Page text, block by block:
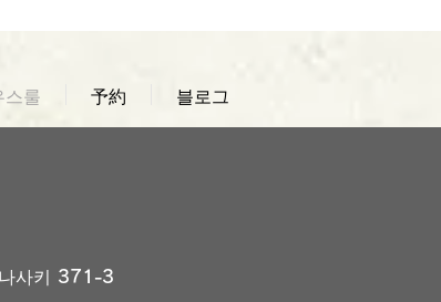
스룰 予約 블로그
사키 371-3